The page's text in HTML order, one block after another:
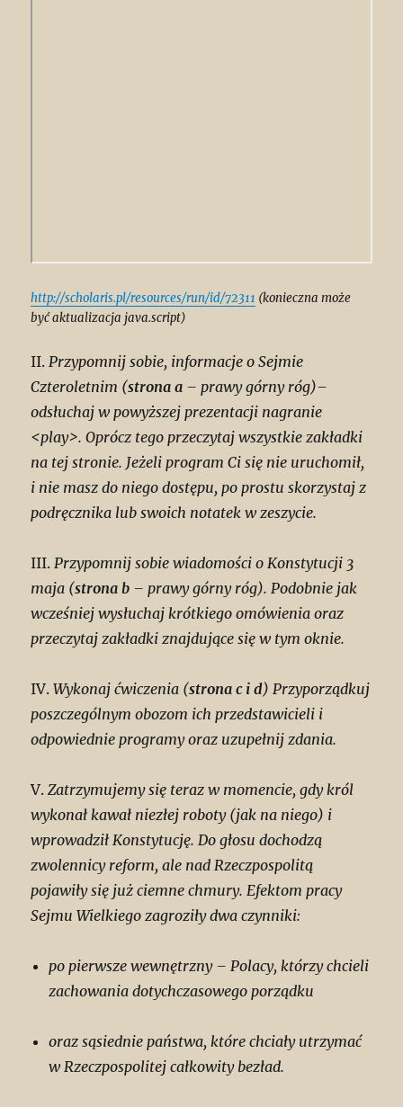
http://scholaris.pl/resources/run/id/72311 (konieczna może
być aktualizacja java.script)
II.Przypomnij sobie, informacje o Sejmie
Czteroletnim (strona a – prawy górny róg)–
odsłuchaj w powyższej prezentacji nagranie
<play>. Oprócz tego przeczytaj wszystkie zakładki
na tej stronie. Jeżeli program Ci się nie uruchomił,
i nie masz do niego dostępu, po prostu skorzystaj z
podręcznika lub swoich notatek w zeszycie.
III.Przypomnij sobie wiadomości o Konstytucji 3
maja (strona b – prawy górny róg). Podobnie jak
wcześniej wysłuchaj krótkiego omówienia oraz
przeczytaj zakładki znajdujące się w tym oknie.
IV.Wykonaj ćwiczenia (strona c i d) Przyporządkuj
poszczególnym obozom ich przedstawicieli i
odpowiednie programy oraz uzupełnij zdania.
V.Zatrzymujemy się teraz w momencie, gdy król
wykonał kawał niezłej roboty (jak na niego) i
wprowadził Konstytucję. Do głosu dochodzą
zwolennicy reform, ale nad Rzeczpospolitą
pojawiły się już ciemne chmury. Efektom pracy
Sejmu Wielkiego zagroziły dwa czynniki:
po pierwsze wewnętrzny – Polacy, którzy chcieli
zachowania dotychczasowego porządku
oraz sąsiednie państwa, które chciały utrzymać
w Rzeczpospolitej całkowity bezład.